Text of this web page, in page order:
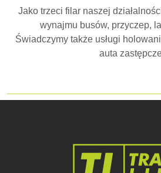
Jako trzeci filar naszej
wynajmu busów, przyczep,
Świadczymy także usługi
auta